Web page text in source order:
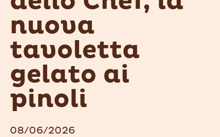
nuova
tavoletta
gelato ai
pinoli
08/06/2026